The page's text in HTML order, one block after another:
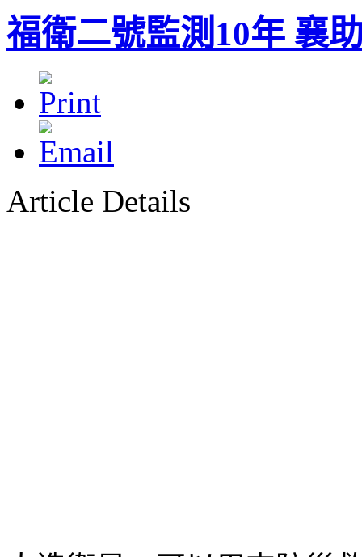
福衛二號監測10年 襄
Article Details